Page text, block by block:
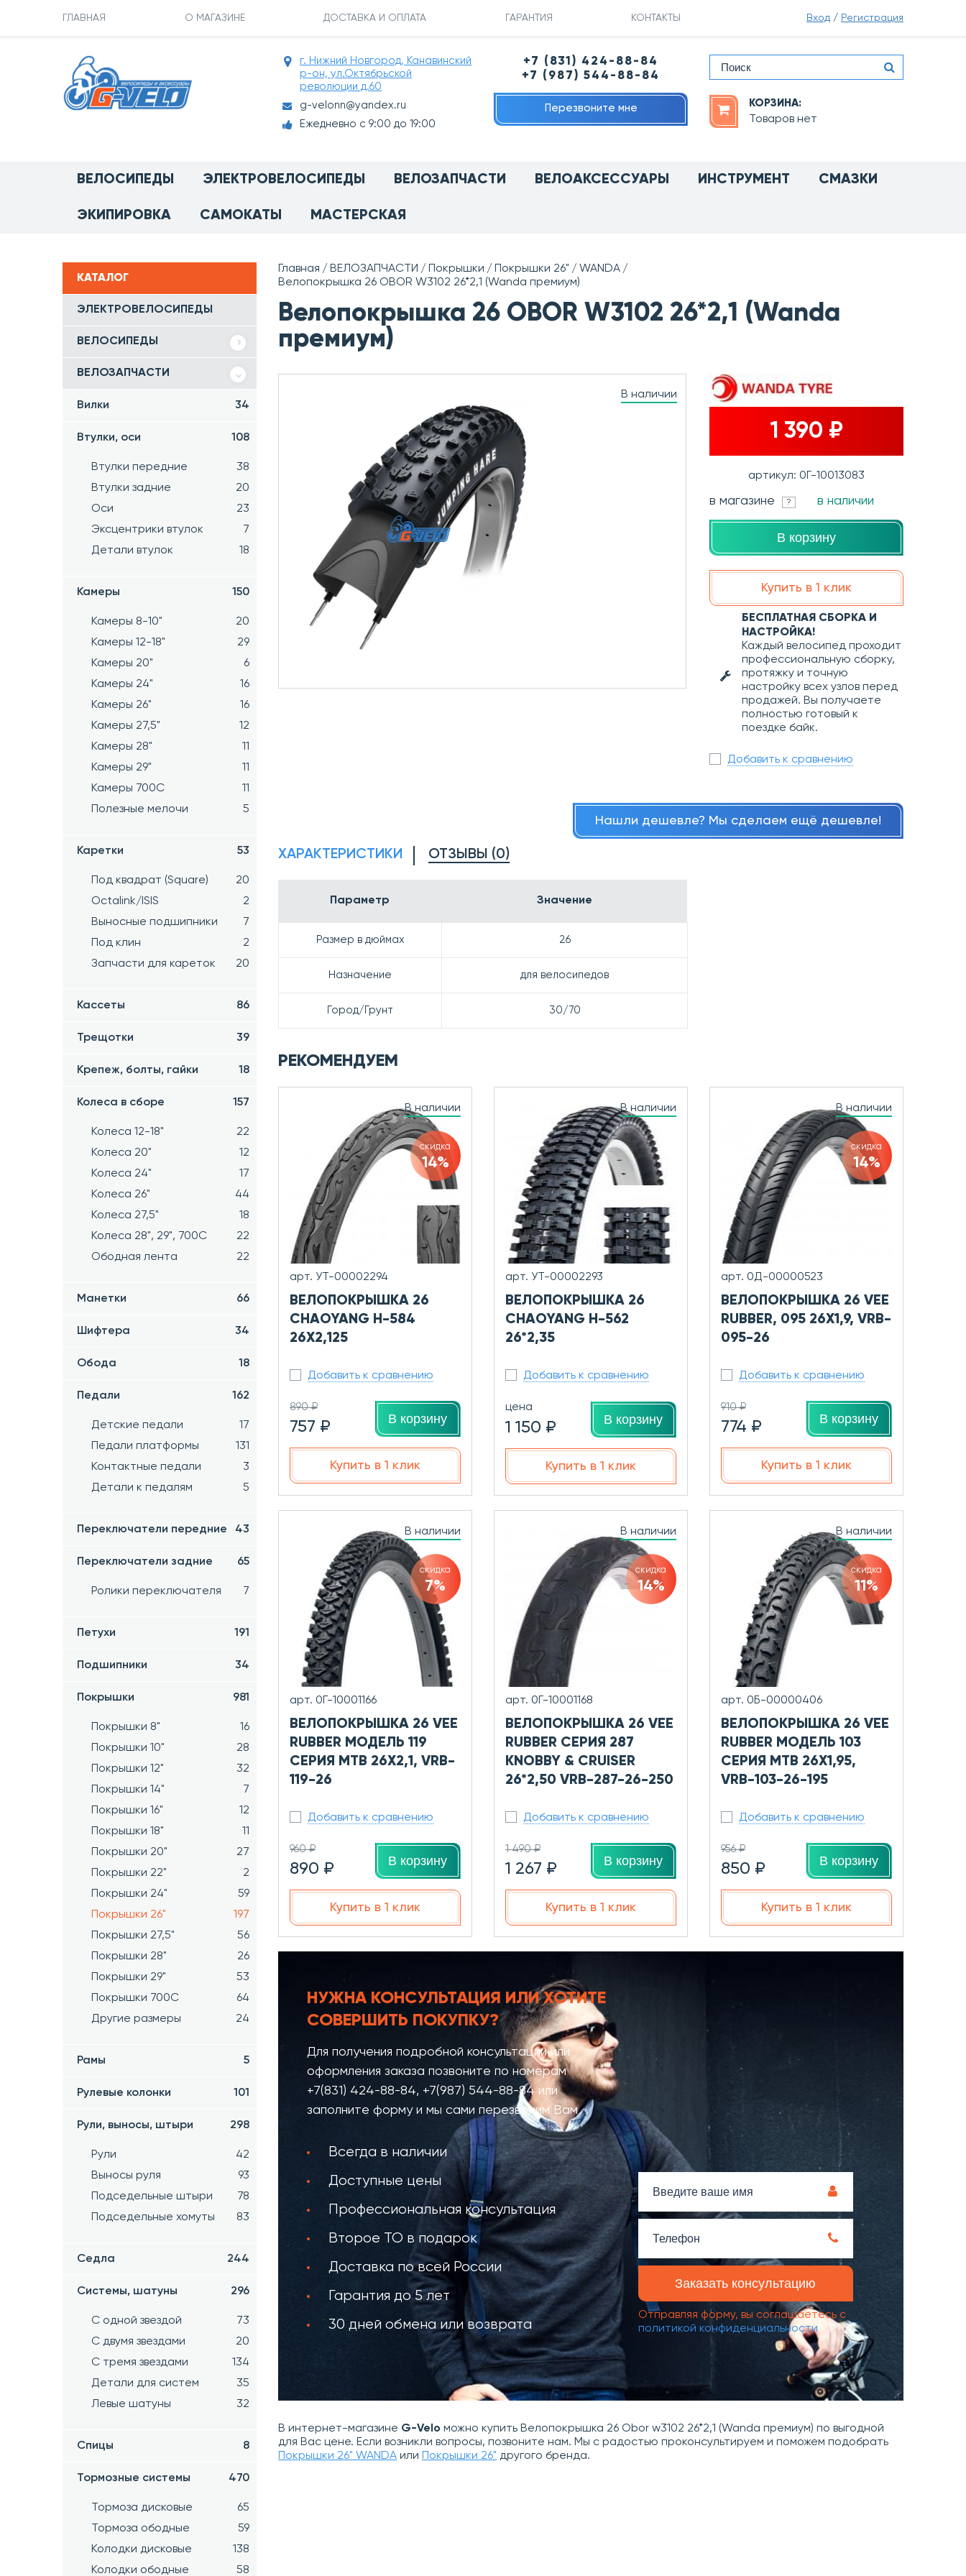
ГЛАВНАЯ О МАГАЗИНЕ ДОСТАВКА И ОПЛАТА ГАРАНТИЯ КОНТАКТЫ Вход / Регистрация
г. Нижний Новгород, Канавинский
р-он, ул.Октябрьской
революции д.60
g-velonn@yandex.ru
Ежедневно с 9:00 до 19:00
+7 (831) 424-88-84
+7 (987) 544-88-84
Перезвоните мне КОРЗИНА:
Товаров нет
ВЕЛОСИПЕДЫ ЭЛЕКТРОВЕЛОСИПЕДЫ ВЕЛОЗАПЧАСТИ ВЕЛОАКСЕССУАРЫ ИНСТРУМЕНТ СМАЗКИ
ЭКИПИРОВКА САМОКАТЫ МАСТЕРСКАЯ
КАТАЛОГ
ЭЛЕКТРОВЕЛОСИПЕДЫ
ВЕЛОСИПЕДЫ
ВЕЛОЗАПЧАСТИ
Вилки 34
Втулки, оси 108
Втулки передние
38
Втулки задние
20
Оси
23
Эксцентрики втулок
7
Детали втулок
18
Камеры 150
Камеры 8-10"
20
Камеры 12-18"
29
Камеры 20"
6
Камеры 24"
16
Камеры 26"
16
Камеры 27,5"
12
Камеры 28"
11
Камеры 29"
11
Камеры 700C
11
Полезные мелочи
5
Каретки 53
Под квадрат (Square)
20
Octalink/ISIS
2
Выносные подшипники
7
Под клин
2
Запчасти для кареток
20
Кассеты 86
Трещотки 39
Крепеж, болты, гайки 18
Колеса в сборе 157
Колеса 12-18"
22
Колеса 20"
12
Колеса 24"
17
Колеса 26"
44
Колеса 27,5"
18
Колеса 28", 29", 700С
22
Ободная лента
22
Манетки 66
Шифтера 34
Обода 18
Педали 162
Детские педали
17
Педали платформы
131
Контактные педали
3
Детали к педалям
5
Переключатели передние 43
Переключатели задние 65
Ролики переключателя 7
Петухи 191
Подшипники 34
Покрышки 981
Покрышки 8"
16
Покрышки 10"
28
Покрышки 12"
32
Покрышки 14"
7
Покрышки 16"
12
Покрышки 18"
11
Покрышки 20"
27
Покрышки 22"
2
Покрышки 24"
59
Покрышки 26"
197
Покрышки 27,5"
56
Покрышки 28"
26
Покрышки 29"
53
Покрышки 700C
64
Другие размеры
24
Рамы 5
Рулевые колонки 101
Рули, выносы, штыри 298
Рули
42
Выносы руля
93
Подседельные штыри
78
Подседельные хомуты
83
Седла 244
Системы, шатуны 296
С одной звездой
73
С двумя звездами
20
С тремя звездами
134
Детали для систем
35
Левые шатуны
32
Спицы 8
Тормозные системы 470
Тормоза дисковые
65
Тормоза ободные
59
Колодки дисковые
138
Колодки ободные
58
Главная ВЕЛОЗАПЧАСТИ Покрышки Покрышки 26"
WANDA
Велопокрышка 26 OBOR W3102 26*2,1 (Wanda премиум)
Велопокрышка 26 OBOR W3102 26*2,1 (Wanda
премиум)
В наличии
1 390 ₽
артикул: 0Г-10013083
в магазине ? в наличии
В корзину
Купить в 1 клик
БЕСПЛАТНАЯ СБОРКА И
НАСТРОЙКА!
Каждый велосипед проходит
профессиональную сборку,
протяжку и точную
настройку всех узлов перед
продажей. Вы получаете
полностью готовый к
поездке байк.
Добавить к сравнению
Нашли дешевле? Мы сделаем ещё дешевле!
ХАРАКТЕРИСТИКИ ОТЗЫВЫ (0)
Параметр Значение
Размер в дюймах 26
Назначение для велосипедов
Город/Грунт 30/70
РЕКОМЕНДУЕМ
В наличии
скидка
14%
арт. УТ-00002294
ВЕЛОПОКРЫШКА 26
CHAOYANG H-584
26Х2,125
Добавить к сравнению
890 ₽
757 ₽ В корзину
Купить в 1 клик
В наличии
арт. УТ-00002293
ВЕЛОПОКРЫШКА 26
CHAOYANG Н-562
26*2,35
Добавить к сравнению
цена
1 150 ₽ В корзину
Купить в 1 клик
В наличии
скидка
14%
арт. 0Д-00000523
ВЕЛОПОКРЫШКА 26 VEE
RUBBER, 095 26X1,9, VRB-
095-26
Добавить к сравнению
910 ₽
774 ₽ В корзину
Купить в 1 клик
В наличии
скидка
7%
арт. 0Г-10001166
ВЕЛОПОКРЫШКА 26 VEE
RUBBER МОДЕЛЬ 119
СЕРИЯ MTB 26X2,1, VRB-
119-26
Добавить к сравнению
960 ₽
890 ₽ В корзину
Купить в 1 клик
В наличии
скидка
14%
арт. 0Г-10001168
ВЕЛОПОКРЫШКА 26 VEE
RUBBER СЕРИЯ 287
KNOBBY & CRUISER
26*2,50 VRB-287-26-250
Добавить к сравнению
1 490 ₽
1 267 ₽ В корзину
Купить в 1 клик
В наличии
скидка
11%
арт. 0Б-00000406
ВЕЛОПОКРЫШКА 26 VEE
RUBBER МОДЕЛЬ 103
СЕРИЯ MTB 26X1,95,
VRB-103-26-195
Добавить к сравнению
956 ₽
850 ₽ В корзину
Купить в 1 клик
НУЖНА КОНСУЛЬТАЦИЯ
ИЛИ ХОТИТЕ
СОВЕРШИТЬ ПОКУПКУ?
Для получения подробной консультации или
оформления заказа позвоните по номерам
+7(831) 424-88-84, +7(987) 544-88-84 или
заполните форму и мы сами перезвоним Вам
Всегда в наличии
Доступные цены
Профессиональная консультация
Второе ТО в подарок
Доставка по всей России
Гарантия до 5 лет
30 дней обмена или возврата
Отправляя форму, вы соглашаетесь с
политикой конфиденциальности
В интернет-магазине G-Velo можно купить Велопокрышка 26 Obor w3102 26*2,1 (Wanda премиум) по выгодной
для Вас цене. Если возникли вопросы, позвоните нам. Мы с радостью проконсультируем и поможем подобрать
Покрышки 26" WANDA или Покрышки 26" другого бренда.